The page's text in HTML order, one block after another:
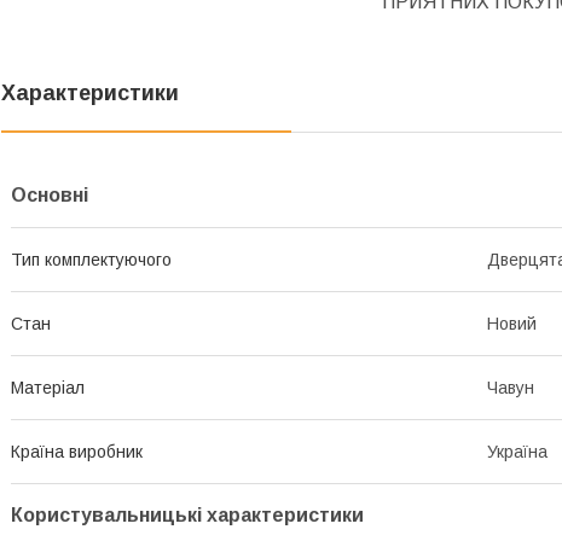
Характеристики
Основні
Тип комплектуючого
Стан Новий
Матеріал Чавун
Країна виробник Україна
Користувальницькі характеристики